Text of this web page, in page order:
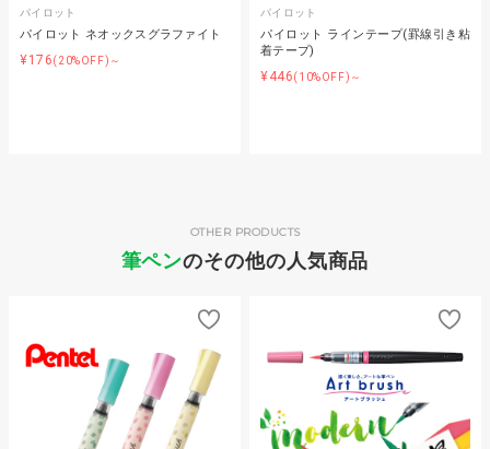
パイロット
パイロット ネオックスグラファイト
¥176(20%OFF)～
パイロット
パイロット ラインテープ(罫線引き粘
着テープ)
¥446(10%OFF)～
筆ペンのその他の人気商品
OTHER PRODUCTS